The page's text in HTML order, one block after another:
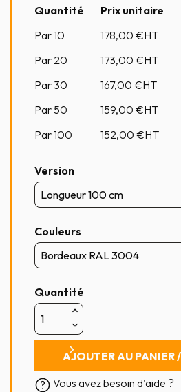
Quantité
Prix unitaire
Par 10
178,00 €HT
Par 20
173,00 €HT
Par 30
167,00 €HT
Par 50
159,00 €HT
Par 100
152,00 €HT
Version
Couleurs
Quantité
AJOUTER AU PANIER
Vous avez besoin d'aide ?